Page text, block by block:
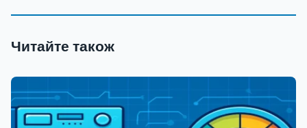
Читайте також